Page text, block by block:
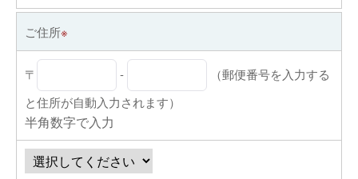
ご住所※
〒 -
（郵便番号を入力する
と住所が自動入力されます）
半角数字で入力